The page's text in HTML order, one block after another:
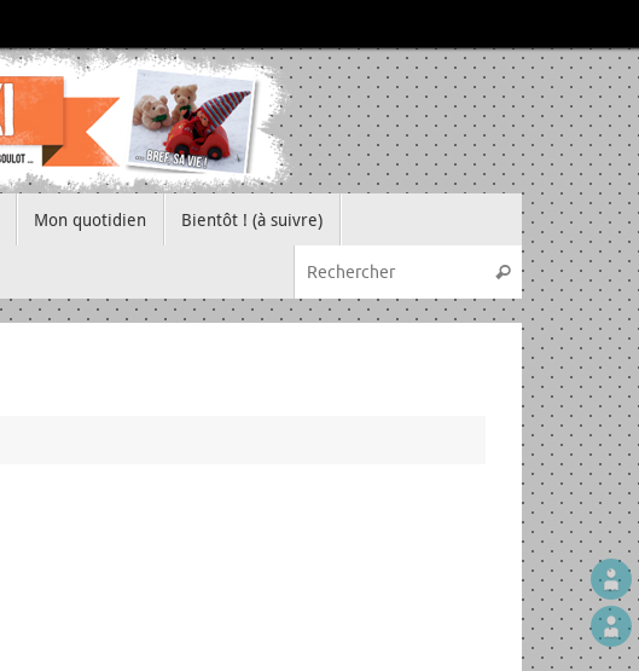
Mon quotidien Bientôt ! (à suivre)
Recherche
Rechercher